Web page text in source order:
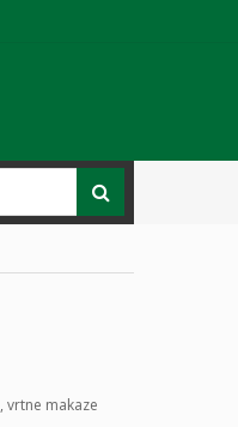
, vrtne makaze